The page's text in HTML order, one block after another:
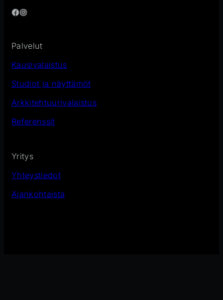
Facebook
Instagram
Palvelut
Kausivalaistus
Studiot ja näyttämöt
Arkkitehtuurivalaistus
Referenssit
Yritys
Yhteystiedot
Ajankohtaista